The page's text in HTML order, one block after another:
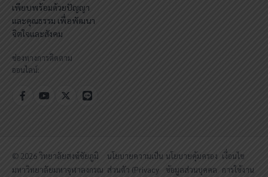
เพียบพร้อมด้วยปัญญา
และคุณธรรม เพื่อพัฒนา
จิตใจและสังคม
ช่องทางการติดตาม
ออนไลน์:
© 2026 วิทยาลัยสงฆ์ชัยภูมิ
มหาวิทยาลัยมหาจุฬาลงกรณ
นโยบายความเป็น
ส่วนตัว (Privacy
นโยบายคุ้มครอง
ข้อมูลส่วนบุคคล
เงื่อนไข
การใช้งาน